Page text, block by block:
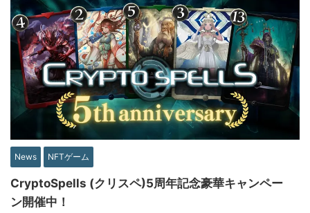
News NFTゲーム
CryptoSpells (クリスペ)5周年記念豪華キャンペー
ン開催中！